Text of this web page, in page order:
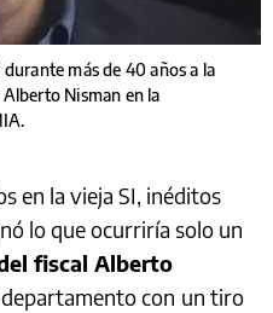
más de 40 años a la
Nisman en la
en la vieja SI, inéditos
lo que ocurriría solo un
fiscal Alberto
con un tiro